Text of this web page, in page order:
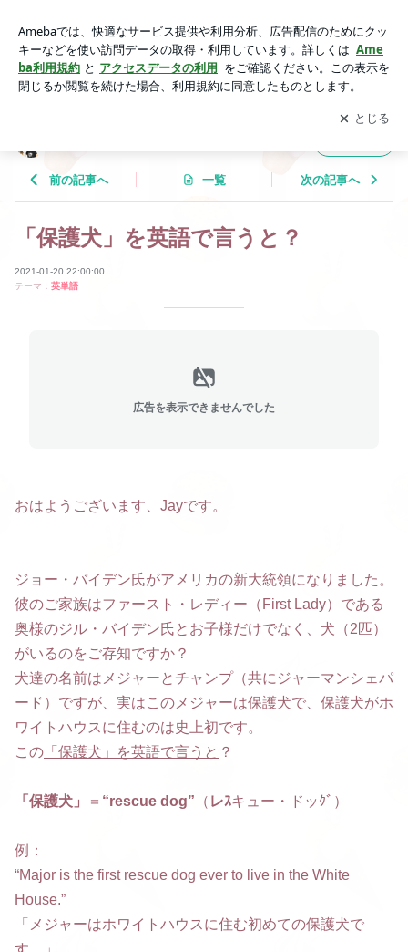
アプリをダウンロードして ブログの更新通知
を受け取りまし
ょう。
開く
前の記事へ 一覧 次の記事へ
「保護犬」を英語で言うと？
2021-01-20 22:00:00
テーマ： 英単語
広告を表示できませんでした
おはようございます、Jayです。
ジョー・バイデン氏がアメリカの新大統領になりました。
彼のご家族はファースト・レディー（First Lady）である
奥様のジル・バイデン氏とお子様だけでなく、犬（2匹）
がいるのをご存知ですか？
犬達の名前はメジャーとチャンプ（共にジャーマンシェパ
ード）ですが、実はこのメジャーは保護犬で、保護犬がホ
ワイトハウスに住むのは史上初です。
この 「保護犬」を英語で言うと ？
「保護犬」 ＝ “rescue dog” （ レｽキュー・ドッｸﾞ）
例：
“Major is the first rescue dog ever to live in the White
House.”
「メジャーはホワイトハウスに住む初めての保護犬で
す。」